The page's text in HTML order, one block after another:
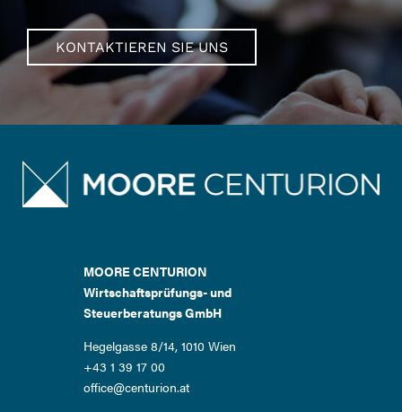
KONTAKTIEREN SIE UNS
MOORE CENTURION
Wirtschaftsprüfungs- und
Steuerberatungs GmbH
Hegelgasse 8/14, 1010 Wien
+43 1 39 17 00
office@centurion.at